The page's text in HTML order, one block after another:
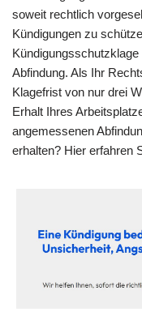
soweit rechtlich
Kündigungen zu
Abfindung. Als Ihr
Klagefrist von nur drei
Erhalt Ihres
angemessenen
erhalten? Hier erfahren